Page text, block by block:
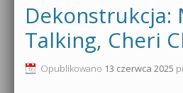
Dekonstrukcja:
Talking, Cheri
Opublikowano 13 czerwca 2025